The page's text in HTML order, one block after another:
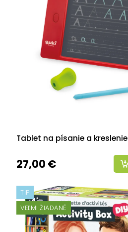
Tablet na písanie a kreslenie
27,00 €
TIP
VEĽMI ŽIADANÉ